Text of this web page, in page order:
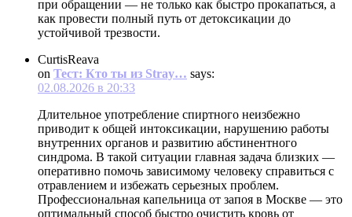
при обращении — не только как быстро прокапаться, а
как провести полный путь от детоксикации до
устойчивой трезвости.
CurtisReava
on Тест: Кто ты из Stray… says:
02.08.2026 в 20:33
Длительное употребление спиртного неизбежно
приводит к общей интоксикации, нарушению работы
внутренних органов и развитию абстинентного
синдрома. В такой ситуации главная задача близких —
оперативно помочь зависимому человеку справиться с
отравлением и избежать серьезных проблем.
Профессиональная капельница от запоя в Москве — это
оптимальный способ быстро очистить кровь от